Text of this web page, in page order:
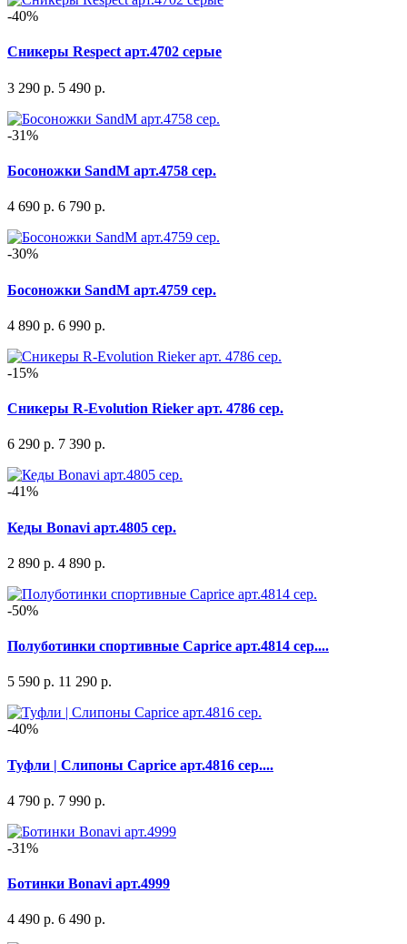
-40%
Сникеры Respect арт.4702 серые
3 290 р. 5 490 р.
-31%
Босоножки SandM арт.4758 сер.
4 690 р. 6 790 р.
-30%
Босоножки SandM арт.4759 сер.
4 890 р. 6 990 р.
-15%
Сникеры R-Evolution Rieker арт. 4786 сер.
6 290 р. 7 390 р.
-41%
Кеды Bonavi арт.4805 сер.
2 890 р. 4 890 р.
-50%
Полуботинки спортивные Caprice арт.4814 сер....
5 590 р. 11 290 р.
-40%
Туфли | Слипоны Caprice арт.4816 сер....
4 790 р. 7 990 р.
-31%
Ботинки Bonavi арт.4999
4 490 р. 6 490 р.